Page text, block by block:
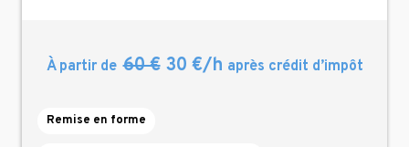
À partir de 60 €30 €/h après crédit d’impôt
Remise en forme